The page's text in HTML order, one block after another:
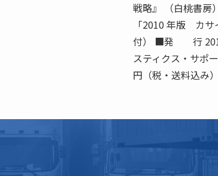
戦略』 （白桃書房
「2010 年版 カ
付） ■発 行
スティクス・サ
円（税・送料込み）